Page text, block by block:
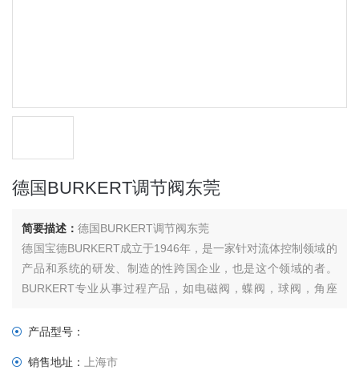
德国BURKERT调节阀东莞
简要描述：德国BURKERT调节阀东莞
德国宝德BURKERT成立于1946年，是一家针对流体控制领域的
产品和系统的研发、制造的性跨国企业，也是这个领域的者。
BURKERT专业从事过程产品，如电磁阀，蝶阀，球阀，角座
一直致力于流体控制领域的产品和系统的研发、制造。如今
产品型号：
销售地址：上海市